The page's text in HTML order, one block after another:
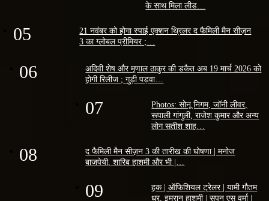
के साथ मिला लीड…
05
21 नवंबर को होगा स्पाई एक्शन थ्रिलर द फैमिली मैन सीज़न
3 का ग्लोबल प्रीमियर ;…
06
अदिवी शेष और मृणाल ठाकुर की डकैत अब 19 मार्च 2026 को
होगी रिलीज ; गुड़ी पड़वा…
07
Photos: सोनू निगम, जॉनी लीवर,
रूपाली गांगुली, राजेश कुमार और अन्य
लोग सतीश शाह…
08
द फैमिली मैन सीज़न 3 की तारीख की घोषणा | मनोज
बाजपेयी, शारिब हाशमी और भी |…
09
हक | ऑफिशियल ट्रेलर | यामी गौतम
धर, इमरान हाशमी | सुपन एस वर्मा |